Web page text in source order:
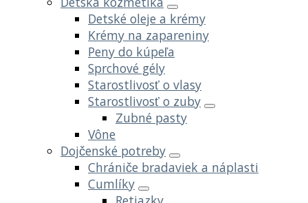
Detské oleje a krémy
Krémy na zapareniny
Peny do kúpeľa
Sprchové gély
Starostlivosť o vlasy
Starostlivosť o zuby
Zubné pasty
Vône
Dojčenské potreby
Chrániče bradaviek a náplasti
Cumlíky